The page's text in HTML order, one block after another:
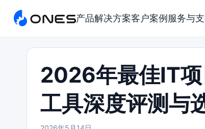
产品解决方案客户案例 服务与
2026年最佳IT
工具深度评测与